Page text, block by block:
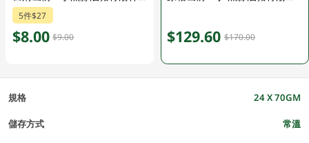
5件$27
$8.00 $9.00 $129.60 $170.00
規格 24 X 70GM
儲存方式 常溫